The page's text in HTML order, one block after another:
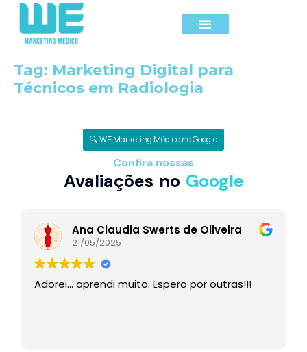
Tag: Marketing Digital para
Técnicos em Radiologia
🔍 WE Marketing Médico no Google
Confira nossas
Avaliações no Google
Ana Claudia Swerts de Oliveira
21/05/2025
Adorei… aprendi muito. Espero por outras!!!